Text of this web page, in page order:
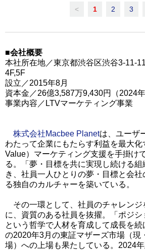
< 1 2 3
■会社概要
本社所在地／東京都渋谷区渋谷3-11-
4F,5F
設立／2015年8月
資本金／26億3,587万9,430円（2024年
事業内容／LTVマーケティング事業
株式会社Macbee Planetは、ユーザ
わたって企業にもたらす利益を最大
Value）マーケティング支援を手掛け
る。「夢・目標を共に実現し続ける
き、社員一人ひとりの夢・目標と会
る独自のカルチャーを築いている。
その一環として、社員のチャレンジ
に、資質のある社員を抜擢。「ポジシ
という哲学で人材を育成して成長を続
の2020年3月の東証マザーズ市場（現
場）への上場も果たしている。2024